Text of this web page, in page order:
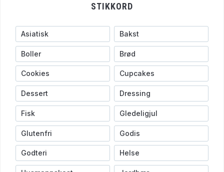
STIKKORD
Asiatisk Bakst
Boller Brød
Cookies Cupcakes
Dessert Dressing
Fisk Gledeligjul
Glutenfri Godis
Godteri Helse